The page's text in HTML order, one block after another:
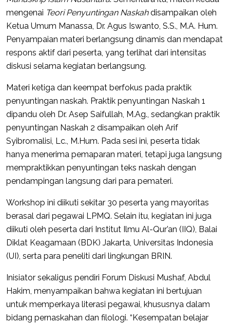
mengenai Teori Penyuntingan Naskahdisampaikan oleh
Ketua Umum Manassa, Dr. Agus Iswanto, S.S., M.A. Hum.
Penyampaian materi berlangsung dinamis dan mendapat
respons aktif dari peserta, yang terlihat dari intensitas
diskusi selama kegiatan berlangsung.
Materi ketiga dan keempat berfokus pada praktik
penyuntingan naskah. Praktik penyuntingan Naskah 1
dipandu oleh Dr. Asep Saifullah, M.Ag., sedangkan praktik
penyuntingan Naskah 2 disampaikan oleh Arif
Syibromalisi, Lc., M.Hum. Pada sesi ini, peserta tidak
hanya menerima pemaparan materi, tetapi juga langsung
mempraktikkan penyuntingan teks naskah dengan
pendampingan langsung dari para pemateri.
Workshop ini diikuti sekitar 30 peserta yang mayoritas
berasal dari pegawai LPMQ. Selain itu, kegiatan ini juga
diikuti oleh peserta dari Institut Ilmu Al-Qur’an (IIQ), Balai
Diklat Keagamaan (BDK) Jakarta, Universitas Indonesia
(UI), serta para peneliti dari lingkungan BRIN.
Inisiator sekaligus pendiri Forum Diskusi Mushaf, Abdul
Hakim, menyampaikan bahwa kegiatan ini bertujuan
untuk memperkaya literasi pegawai, khususnya dalam
bidang pernaskahan dan filologi. “Kesempatan belajar